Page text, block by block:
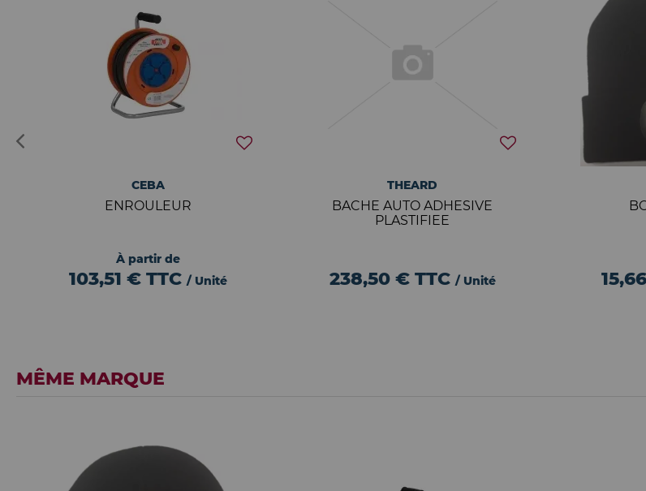
CEBA
ENROULEUR
À partir de
103,51 €TTC / Unité
THEARD
BACHE AUTO ADHESIVE
PLASTIFIEE
238,50 € TTC / Unité
MÊME MARQUE